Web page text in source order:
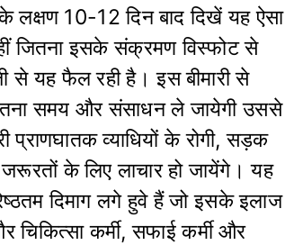
10-12 दिन बाद दिखें यह ऐसा
जितना इसके संक्रमण विस्फोट से
से यह फैल रही है। इस बीमारी से
समय और संसाधन ले जायेगी उससे
व्याधियों के रोगी, सड़क
जरूरतों के लिए लाचार हो जायेंगे। यह
दिमाग लगे हुवे हैं जो इसके इलाज
कर्मी, सफाई कर्मी और